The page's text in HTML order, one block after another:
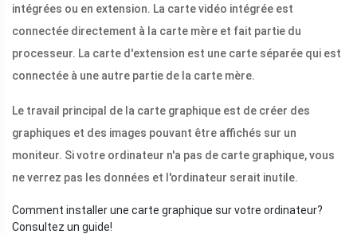
intégrées ou en extension. La carte vidéo intégrée est
connectée directement à la carte mère et fait partie du
processeur. La carte d'extension est une carte séparée qui est
connectée à une autre partie de la carte mère.
Le travail principal de la carte graphique est de créer des
graphiques et des images pouvant être affichés sur un
moniteur. Si votre ordinateur n'a pas de carte graphique, vous
ne verrez pas les données et l'ordinateur serait inutile.
Comment installer une carte graphique sur votre ordinateur?
Consultez un guide!